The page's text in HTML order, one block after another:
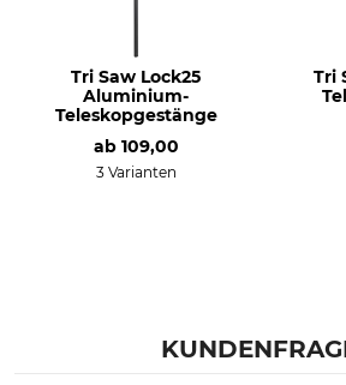
Tri Saw Lock25
Aluminium-
Teleskopgestänge
ab 109,00
3 Varianten
Tri